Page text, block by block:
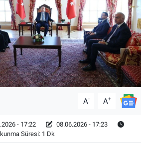
A- A+
- 17:22
08.06.2026 - 17:23
Süresi: 1 Dk